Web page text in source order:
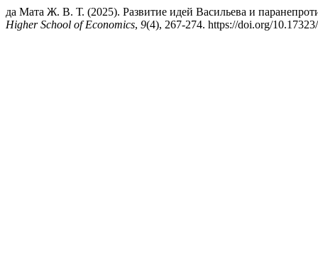
да Мата Ж. В. Т. (2025). Развитие идей Васильева и
Higher School of Economics, 9(4), 267-274. https://doi.org/